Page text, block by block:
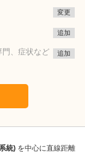
変更
追加
門、症状など
追加
統) を中心に直線距離